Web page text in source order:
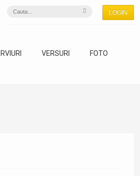
LOGIN
VERSURI FOTO